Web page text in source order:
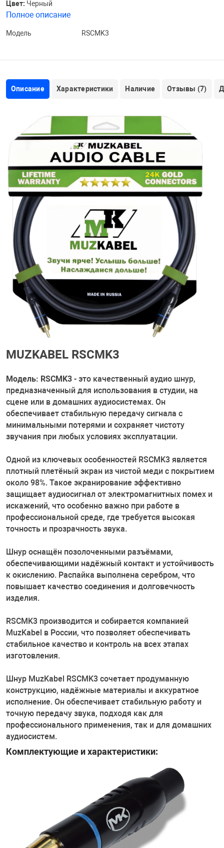
Цвет: Черный
Полное описание
Модель RSCMK3
Описание Характеристики Наличие Отзывы (7)
MUZKABEL RSCMK3
Модель: RSCMK3 - это качественный аудио шнур,
предназначенный для использования в студии, на
сцене или в домашних аудиосистемах. Он
обеспечивает стабильную передачу сигнала с
минимальными потерями и сохраняет чистоту
звучания при любых условиях эксплуатации.
Одной из ключевых особенностей RSCMK3 является
плотный плетёный экран из чистой меди с покрытием
около 98%. Такое экранирование эффективно
защищает аудиосигнал от электромагнитных помех и
искажений, что особенно важно при работе в
профессиональной среде, где требуется высокая
точность и прозрачность звука.
Шнур оснащён позолоченными разъёмами,
обеспечивающими надёжный контакт и устойчивость
к окислению. Распайка выполнена серебром, что
повышает качество соединения и долговечность
изделия.
RSCMK3 производится и собирается компанией
MuzKabel в России, что позволяет обеспечивать
стабильное качество и контроль на всех этапах
изготовления.
Шнур MuzKabel RSCMK3 сочетает продуманную
конструкцию, надёжные материалы и аккуратное
исполнение. Он обеспечивает стабильную работу и
точную передачу звука, подходя как для
профессионального применения, так и для домашних
аудиосистем.
Комплектующие и характеристики: